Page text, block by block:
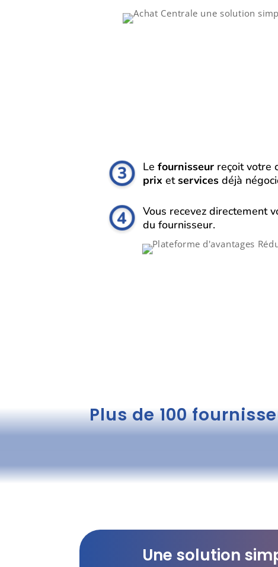
Le fournisseurreçoit votre
prix etservicesdéjà
Vous recevez directement
du fournisseur.
Plus de 100
Une solution